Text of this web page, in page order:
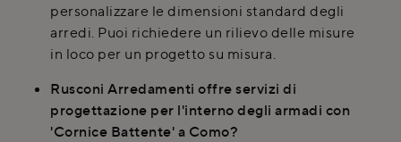
personalizzare le dimensioni standard degli
arredi. Puoi richiedere un rilievo delle misure
in loco per un progetto su misura.
Rusconi Arredamenti offre servizi di
progettazione per l'interno degli armadi con
'Cornice Battente' a Como?